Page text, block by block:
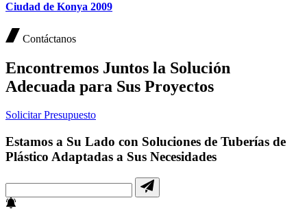
Ciudad de Konya 2009
Contáctanos
Encontremos Juntos la Solución
Adecuada para Sus Proyectos
Solicitar Presupuesto
Estamos a Su Lado con Soluciones de Tuberías de
Plástico Adaptadas a Sus Necesidades